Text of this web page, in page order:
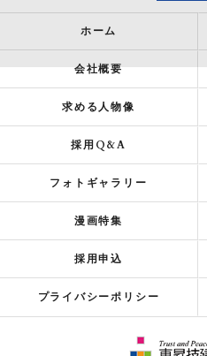
ホーム
会社概要
求める人物像
採用Q&A
フォトギャラリー
漫画特集
採用申込
プライバシーポリシー